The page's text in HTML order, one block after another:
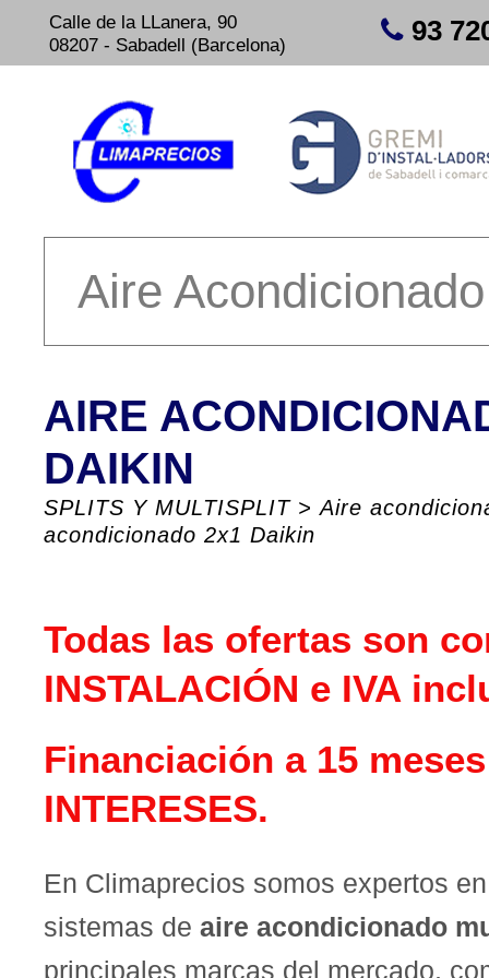
Calle de la LLanera, 90
08207 - Sabadell (Barcelona)
93
AIRE
DAIKIN
SPLITS Y MULTISPLIT>Aire
acondicionado 2x1 Daikin
Todas las ofertas son
INSTALACIÓN e IVA
Financiación a 15
INTERESES.
En Climaprecios somos expertos
sistemas de aire acondicionado
principales marcas del mercado,